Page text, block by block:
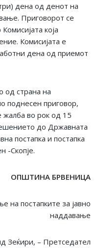
дена од денот на
Приговорот се
која
Комисијата е
дена од приемот
од страна на
поднесен приговор,
жалба во рок од 15
до Државната
постапка и постапка
-Скопје.
ОПШТИНА БРВЕНИЦА
на постапките за јавно
наддавањe
Зеќири, – Претседател